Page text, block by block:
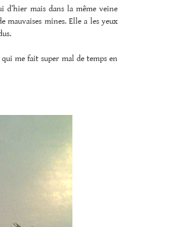
mais dans la même veine
mauvaises mines. Elle a les yeux
me fait super mal de temps en